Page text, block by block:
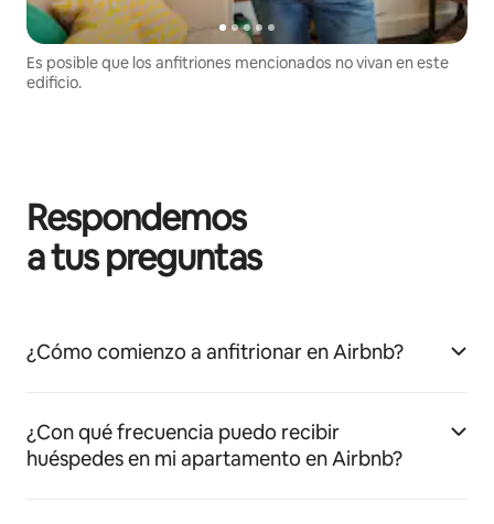
Es posible que los anfitriones mencionados no vivan en este
edificio.
Respondemos
a tus preguntas
¿Cómo comienzo a anfitrionar en Airbnb?
¿Con qué frecuencia puedo recibir
huéspedes en mi apartamento en Airbnb?